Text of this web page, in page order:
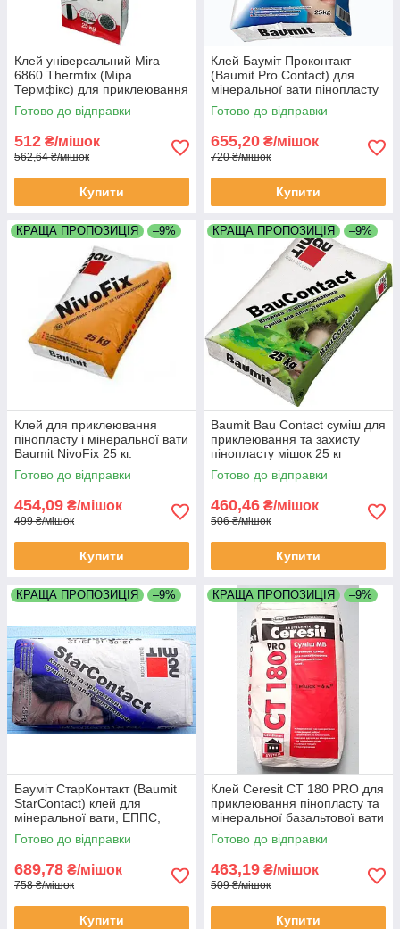
Клей універсальний Mira
6860 Thermfix (Міра
Термфікс) для приклеювання
та армування фасадної вати
та пінопласта єппс 25 кг
мішок
Готово до відправки
512 ₴/мішок
562,64 ₴/мішок
Купити
Клей Бауміт Проконтакт
(Baumit Pro Contact) для
мінеральної вати пінопласту
ЕППС
Готово до відправки
655,20 ₴/мішок
720 ₴/мішок
Купити
КРАЩА ПРОПОЗИЦІЯ –9%
Клей для приклеювання
пінопласту і мінеральної вати
Baumit NivoFix 25 кг.
Готово до відправки
454,09 ₴/мішок
499 ₴/мішок
Купити
КРАЩА ПРОПОЗИЦІЯ –9%
Baumit Bau Contact суміш для
приклеювання та захисту
пінопласту мішок 25 кг
Готово до відправки
460,46 ₴/мішок
506 ₴/мішок
Купити
КРАЩА ПРОПОЗИЦІЯ –9%
Бауміт СтарКонтакт (Baumit
StarContact) клей для
мінеральної вати, ЕППС,
піноскла 25кг.
Готово до відправки
689,78 ₴/мішок
758 ₴/мішок
Купити
КРАЩА ПРОПОЗИЦІЯ –9%
Клей Ceresit CT 180 PRO для
приклеювання пінопласту та
мінеральної базальтової вати
по 27 кг мішок
Готово до відправки
463,19 ₴/мішок
509 ₴/мішок
Купити